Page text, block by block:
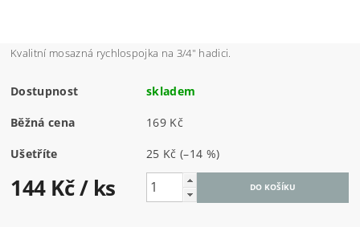
Kvalitní mosazná rychlospojka na 3/4" hadici.
Dostupnost skladem
Běžná cena 169 Kč
Ušetříte 25 Kč(–14 %)
144 Kč/ ks